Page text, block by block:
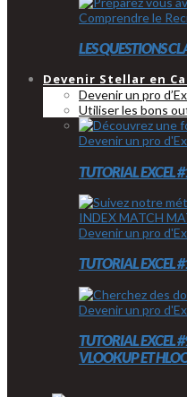
Comprendre le
LES QUESTIONS
Devenir Stellar en
Devenir un pro
Utiliser les bons
Devenir un pro
TUTORIAL EXCEL
Devenir un pro
TUTORIAL EXCEL
Devenir un pro
TUTORIAL EXCEL
VLOOKUP ET